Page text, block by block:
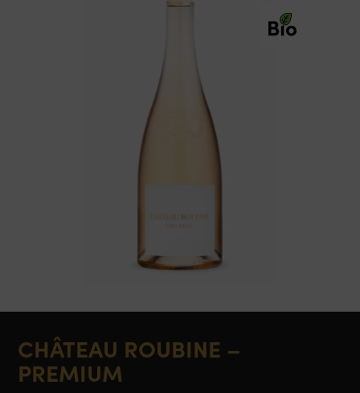
CHÂTEAU ROUBINE –
PREMIUM